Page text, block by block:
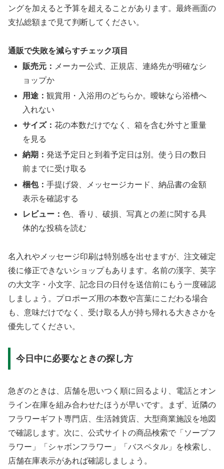
ングを加えると予算を超えることがあります。最終画面の
支払総額まで見て判断してください。
通販で失敗を減らすチェック項目
販売元： メーカー公式、正規店、連絡先が明確なシ
ョップか
用途：観賞用・入浴用のどちらか。曖昧なら浴槽へ
入れない
サイズ：花の本数だけでなく、箱を含む外寸と重量
を見る
納期：発送予定日と到着予定日は別。使う日の数日
前までに受け取る
梱包：手提げ袋、メッセージカード、納品書の金額
表示を確認する
レビュー：色、香り、破損、写真との差に関する具
体的な投稿を読む
名入れやメッセージ印刷は特別感を出せますが、注文確定
後に修正できないショップもあります。名前の漢字、英字
の大文字・小文字、記念日の日付を送信前にもう一度確認
しましょう。プロポーズ用の本数や言葉にこだわる場合
も、意味だけでなく、受け取る人が持ち帰れる大きさかを
優先してください。
今日中に必要なときの探し方
急ぎのときは、店舗を思いつく順に回るより、電話とオン
ライン在庫を組み合わせたほうが早いです。まず、近隣の
フラワーギフト専門店、生活雑貨店、大型商業施設を地図
で確認します。次に、公式サイトの商品検索で「ソープフ
ラワー」「シャボンフラワー」「バスペタル」を検索し、
店舗在庫表示があれば確認しましょう。